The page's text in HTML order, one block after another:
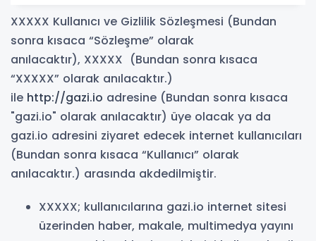
XXXXX Kullanıcı ve Gizlilik Sözleşmesi (Bundan
sonra kısaca “Sözleşme” olarak
anılacaktır), XXXXX (Bundan sonra kısaca
“XXXXX” olarak anılacaktır.)
ile http://gazi.io adresine (Bundan sonra kısaca
"gazi.io" olarak anılacaktır) üye olacak ya da
gazi.io adresini ziyaret edecek internet kullanıcıları
(Bundan sonra kısaca “Kullanıcı” olarak
anılacaktır.) arasında akdedilmiştir.
XXXXX; kullanıcılarına gazi.io internet sitesi
üzerinden haber, makale, multimedya yayını